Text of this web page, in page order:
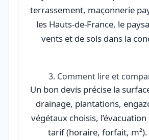
terrassement, maçonnerie
les Hauts-de-France, le
vents et de sols dans la
3. Comment lire et
Un bon devis précise la
drainage, plantations,
végétaux choisis,
tarif (horaire, forfait,